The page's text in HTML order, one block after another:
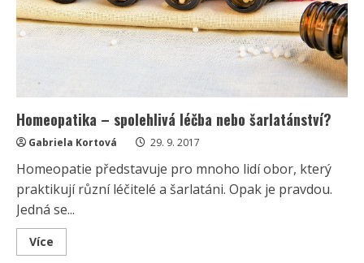
Homeopatika – spolehlivá léčba nebo šarlatánství?
Gabriela Kortová 29. 9. 2017
Homeopatie představuje pro mnoho lidí obor, který
praktikují různí léčitelé a šarlatáni. Opak je pravdou.
Jedná se...
Více
more